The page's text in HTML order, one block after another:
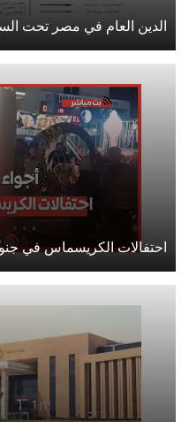
الدين العام في مصر تحت
احتفالات الكريسماس في